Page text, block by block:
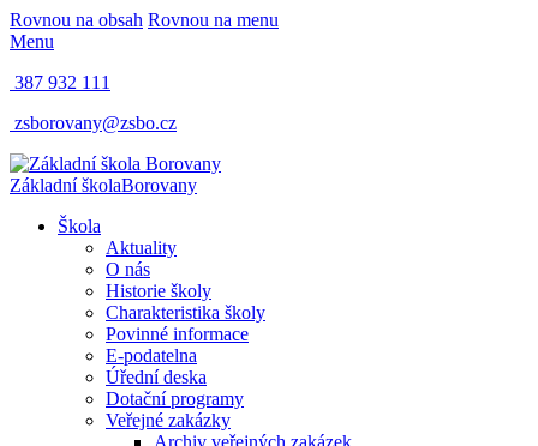
Rovnou na obsah Rovnou na menu
Menu
387 932 111
zsborovany@zsbo.cz
Základní školaBorovany
Škola
Aktuality
O nás
Historie školy
Charakteristika školy
Povinné informace
E-podatelna
Úřední deska
Dotační programy
Veřejné zakázky
Archiv veřejných zakázek